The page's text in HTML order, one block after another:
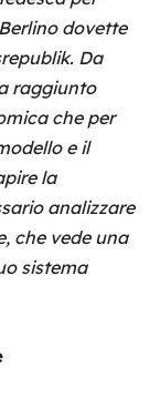
dovette
Da
raggiunto
che per
e il
la
analizzare
che vede una
sistema